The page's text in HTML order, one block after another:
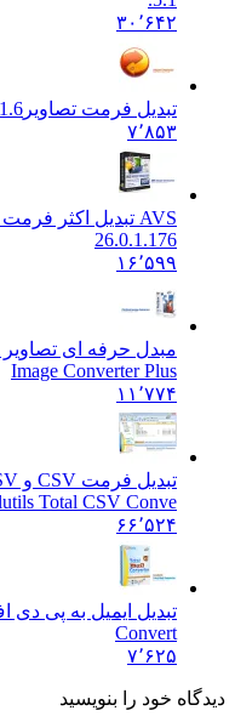
۳۰٬۶۴۲
تبدیل فرمت تصاویر1.6
۷٬۸۵۳
26.0.1.176
۱۶٬۵۹۹
مبدل حرفه ای تصاویر به
Image Converter Plus
۱۱٬۷۷۴
تبدیل فرمت CSV و TSV به سایر فرمت CSV
Coolutils Total CSV Conve
۶۶٬۵۲۴
تبدیل ایمیل به پی دی اف و
Convert
۷٬۶۲۵
خود را بنویسید